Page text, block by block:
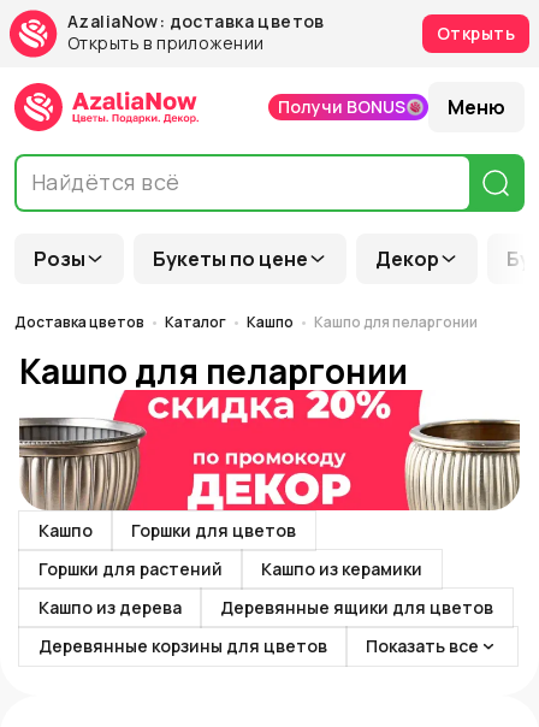
AzaliaNow: доставка цветов
Открыть в приложении
Открыть
Розы Букеты по цене Декор
Получи BONUS Меню
Доставка цветов Каталог Кашпо Кашпо для пеларгонии
Кашпо для пеларгонии
Кашпо
Горшки для цветов
Горшки для растений
Кашпо из керамики
Кашпо из дерева
Деревянные ящики для цветов
Деревянные корзины для цветов
Показать все